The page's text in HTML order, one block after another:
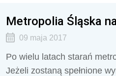
Metropolia Śląska
09 maja 2017
Po wielu latach starań
Jeżeli zostaną spełnione